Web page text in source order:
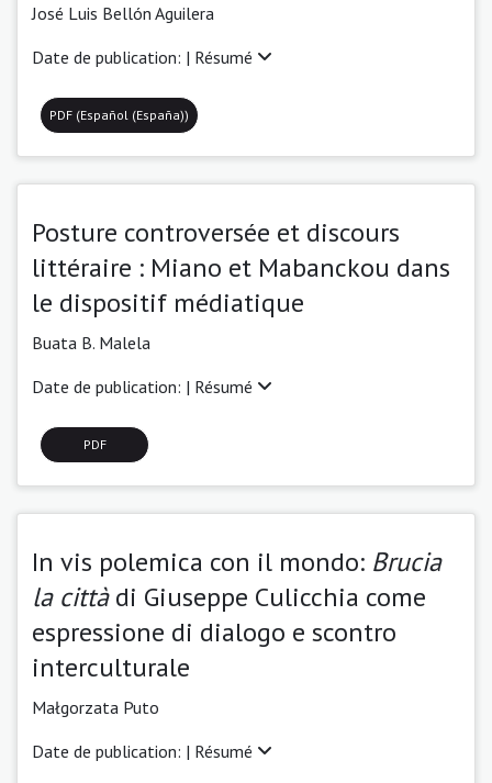
José Luis Bellón Aguilera
Date de publication: | Résumé
PDF (Español (España))
Posture controversée et discours
littéraire : Miano et Mabanckou dans
le dispositif médiatique
Buata B. Malela
Date de publication: | Résumé
PDF
In vis polemica con il mondo: Brucia
la cittàdi Giuseppe Culicchia come
espressione di dialogo e scontro
interculturale
Małgorzata Puto
Date de publication: | Résumé